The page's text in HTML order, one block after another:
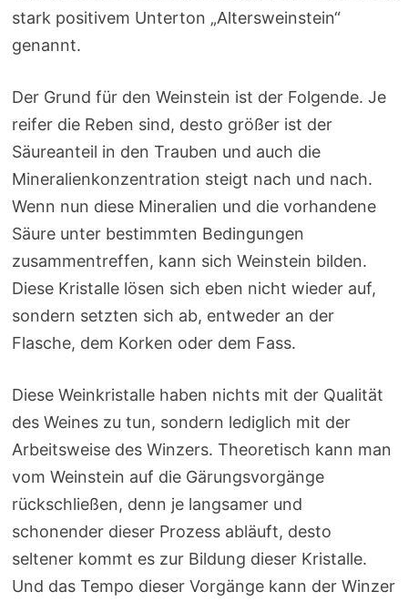
stark positivem Unterton „Altersweinstein“
genannt.
Der Grund für den Weinstein ist der Folgende. Je
reifer die Reben sind, desto größer ist der
Säureanteil in den Trauben und auch die
Mineralienkonzentration steigt nach und nach.
Wenn nun diese Mineralien und die vorhandene
Säure unter bestimmten Bedingungen
zusammentreffen, kann sich Weinstein bilden.
Diese Kristalle lösen sich eben nicht wieder auf,
sondern setzten sich ab, entweder an der
Flasche, dem Korken oder dem Fass.
Diese Weinkristalle haben nichts mit der Qualität
des Weines zu tun, sondern lediglich mit der
Arbeitsweise des Winzers. Theoretisch kann man
vom Weinstein auf die Gärungsvorgänge
rückschließen, denn je langsamer und
schonender dieser Prozess abläuft, desto
seltener kommt es zur Bildung dieser Kristalle.
Und das Tempo dieser Vorgänge kann der Winzer